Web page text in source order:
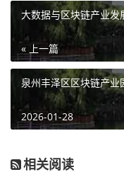
大数据与区块链产业
« 上一篇
泉州丰泽区区块链产
2026-01-28
相关阅读